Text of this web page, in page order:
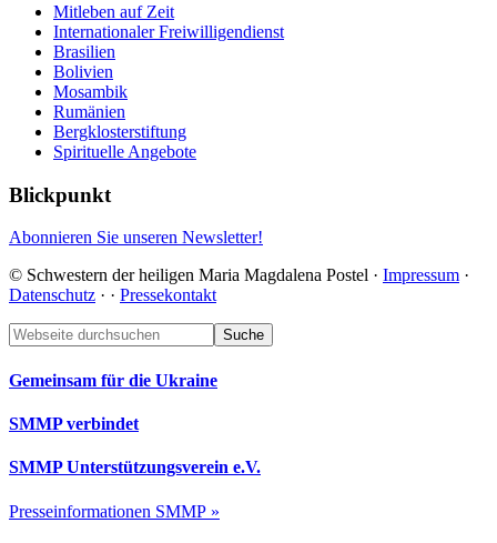
Mitleben auf Zeit
Internationaler Freiwilligendienst
Brasilien
Bolivien
Mosambik
Rumänien
Bergklosterstiftung
Spirituelle Angebote
Blickpunkt
Abonnieren Sie unseren Newsletter!
© Schwestern der heiligen Maria Magdalena Postel · Impressum ·
Datenschutz · · Pressekontakt
Footer
Webseite
durchsuchen
Gemeinsam für die Ukraine
SMMP verbindet
SMMP Unterstützungsverein e.V.
Presseinformationen SMMP »